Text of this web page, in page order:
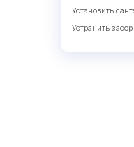
Установить
Устранить засор